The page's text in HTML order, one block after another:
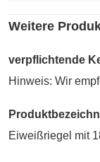
Weitere
verpflichtende
Hinweis: Wir
Eiweißriegel mit